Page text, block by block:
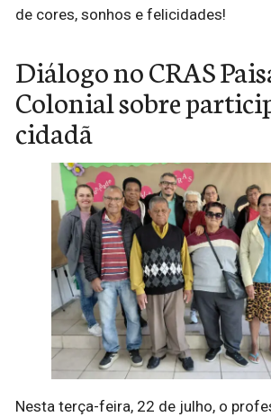
de cores, sonhos e felicidades!
Diálogo no CRAS
Colonial sobre
cidadã
Nesta terça-feira, 22 de julho, o